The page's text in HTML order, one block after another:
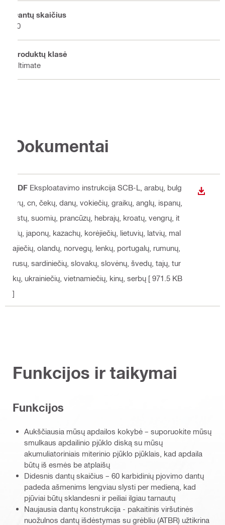
Dantų skaičius
60
Produktų klasė
Ultimate
Dokumentai
PDF Eksploatavimo instrukcija SCB-L , arabų, bulg
arų, cn, čekų, danų, vokiečių, graikų, anglų, ispanų,
estų, suomių, prancūzų, hebrajų, kroatų, vengrų, it
alų, japonų, kazachų, korėjiečių, lietuvių, latvių, mal
ajiečių, olandų, norvegų, lenkų, portugalų, rumunų,
rusų, sardiniečių, slovakų, slovėnų, švedų, tajų, tur
kų, ukrainiečių, vietnamiečių, kinų, serbų [ 971.5 KB
]
Funkcijos ir taikymai
Funkcijos
Aukščiausia mūsų apdailos kokybė – suporuokite mūsų
smulkaus apdailinio pjūklo diską su mūsų
akumuliatoriniais miterinio pjūklo pjūklais, kad apdaila
būtų iš esmės be atplaišų
Didesnis dantų skaičius – 60 karbidinių pjovimo dantų
padeda ašmenims lengviau slysti per medieną, kad
pjūviai būtų sklandesni ir peiliai ilgiau tarnautų
Naujausia dantų konstrukcija - pakaitinis viršutinės
nuožulnos dantų išdėstymas su grėbliu (ATBR) užtikrina